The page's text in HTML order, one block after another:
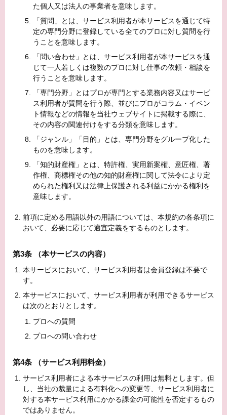
た個人又は法人の事業者を意味します。
「質問」とは、サービス利用者が本サービスを通じて特
定の専門分野に登録している全てのプロに対し質問を行
うことを意味します。
「問い合わせ」とは、サービス利用者が本サービスを通
じて一人若しくは複数のプロに対し仕事の依頼・相談を
行うことを意味します。
「専門分野」とはプロが専門とする業務内容又はサービ
ス利用者が質問を行う際、並びにプロがコラム・イベン
ト情報などの情報を当社ウェブサイトに掲載する際に、
その内容の関連付けをする分類を意味します。
「ジャンル」「目的」とは、専門分野をグループ化した
ものを意味します。
「知的財産権」とは、特許権、実用新案権、意匠権、著
作権、商標権その他の知的財産権に関して法令により定
められた権利又は法律上保護される利益にかかる権利を
意味します。
前項に定める用語以外の用語については、本規約の各条項に
おいて、必要に応じて適宜定義をするものとします。
第3条 （本サービスの内容）
本サービスにおいて、サービス利用者は会員登録は不要で
す。
本サービスにおいて、サービス利用者が利用できるサービス
は次のとおりとします。
プロへの質問
プロへの問い合わせ
第4条 （サービス利用料金）
サービス利用者による本サービスの利用は無料とします。但
し、当社の裁量による有料化への変更等、サービス利用者に
対する本サービス利用にかかる課金の可能性を否定するもの
ではありません。